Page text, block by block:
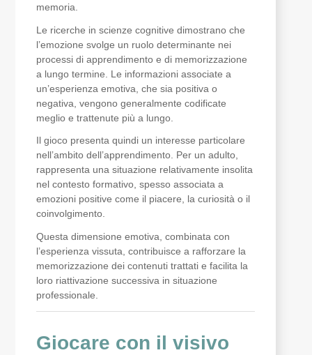
memoria.
Le ricerche in scienze cognitive dimostrano che
l’emozione svolge un ruolo determinante nei
processi di apprendimento e di memorizzazione
a lungo termine. Le informazioni associate a
un’esperienza emotiva, che sia positiva o
negativa, vengono generalmente codificate
meglio e trattenute più a lungo.
Il gioco presenta quindi un interesse particolare
nell’ambito dell’apprendimento. Per un adulto,
rappresenta una situazione relativamente insolita
nel contesto formativo, spesso associata a
emozioni positive come il piacere, la curiosità o il
coinvolgimento.
Questa dimensione emotiva, combinata con
l’esperienza vissuta, contribuisce a rafforzare la
memorizzazione dei contenuti trattati e facilita la
loro riattivazione successiva in situazione
professionale.
Giocare con il visivo